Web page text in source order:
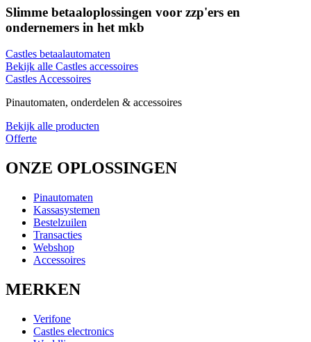
Slimme betaaloplossingen voor zzp'ers en
ondernemers in het mkb
Castles betaalautomaten
Bekijk alle Castles accessoires
Castles Accessoires
Pinautomaten, onderdelen & accessoires
Bekijk alle producten
Offerte
ONZE OPLOSSINGEN
Pinautomaten
Kassasystemen
Bestelzuilen
Transacties
Webshop
Accessoires
MERKEN
Verifone
Castles electronics